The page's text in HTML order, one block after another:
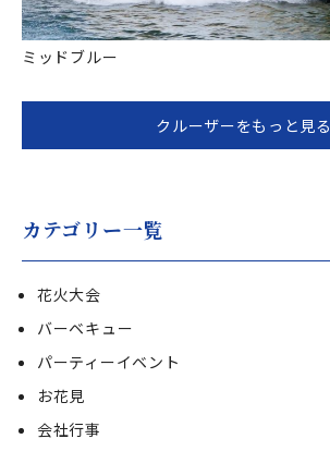
ミッドブルー
クルーザーをもっと見る
カテゴリー一覧
花火大会
バーベキュー
パーティーイベント
お花見
会社行事